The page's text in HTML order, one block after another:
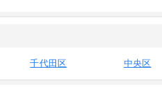
千代田区 中央区